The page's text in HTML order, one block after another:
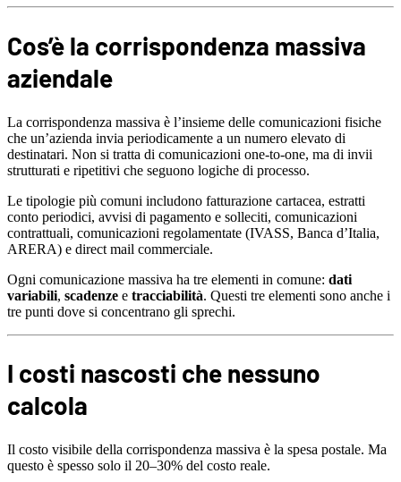
Cos’è la corrispondenza massiva
aziendale
La corrispondenza massiva è l’insieme delle comunicazioni fisiche
che un’azienda invia periodicamente a un numero elevato di
destinatari. Non si tratta di comunicazioni one-to-one, ma di invii
strutturati e ripetitivi che seguono logiche di processo.
Le tipologie più comuni includono fatturazione cartacea, estratti
conto periodici, avvisi di pagamento e solleciti, comunicazioni
contrattuali, comunicazioni regolamentate (IVASS, Banca d’Italia,
ARERA) e direct mail commerciale.
Ogni comunicazione massiva ha tre elementi in comune: dati
variabili, scadenze e tracciabilità. Questi tre elementi sono anche i
tre punti dove si concentrano gli sprechi.
I costi nascosti che nessuno
calcola
Il costo visibile della corrispondenza massiva è la spesa postale. Ma
questo è spesso solo il 20–30% del costo reale.